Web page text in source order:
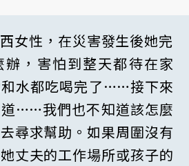
女性，在災害發生後她完
，害怕到整天都待在家
水都吃喝完了……接下來
……我們也不知道該怎麼
尋求幫助。如果周圍沒有
丈夫的工作場所或孩子的